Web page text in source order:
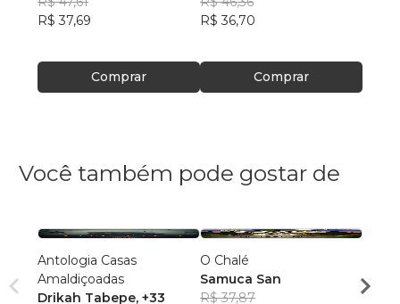
R$ 37,69
Comprar
R$ 36,70
Comprar
Você também pode gostar de
Antologia Casas
Amaldiçoadas
Drikah Tabepe, +33
O Chalé
Samuca San
R$ 37,87
R$